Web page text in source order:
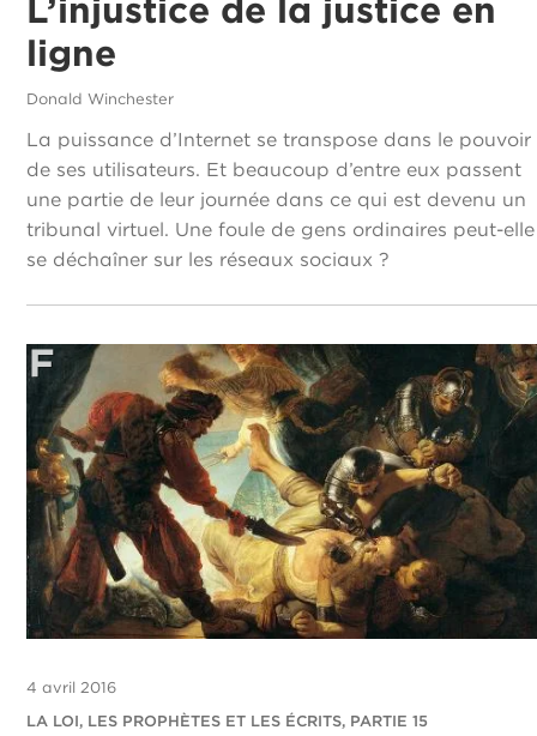
L’injustice de la justice en
ligne
Donald Winchester
La puissance d’Internet se transpose dans le pouvoir
de ses utilisateurs. Et beaucoup d’entre eux passent
une partie de leur journée dans ce qui est devenu un
tribunal virtuel. Une foule de gens ordinaires peut-elle
se déchaîner sur les réseaux sociaux ?
4 avril 2016
LA LOI, LES PROPHÈTES ET LES ÉCRITS, PARTIE 15